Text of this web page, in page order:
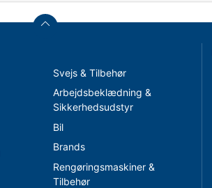
Svejs & Tilbehør
Arbejdsbeklædning &
Sikkerhedsudstyr
Bil
Brands
Rengøringsmaskiner &
Tilbehør